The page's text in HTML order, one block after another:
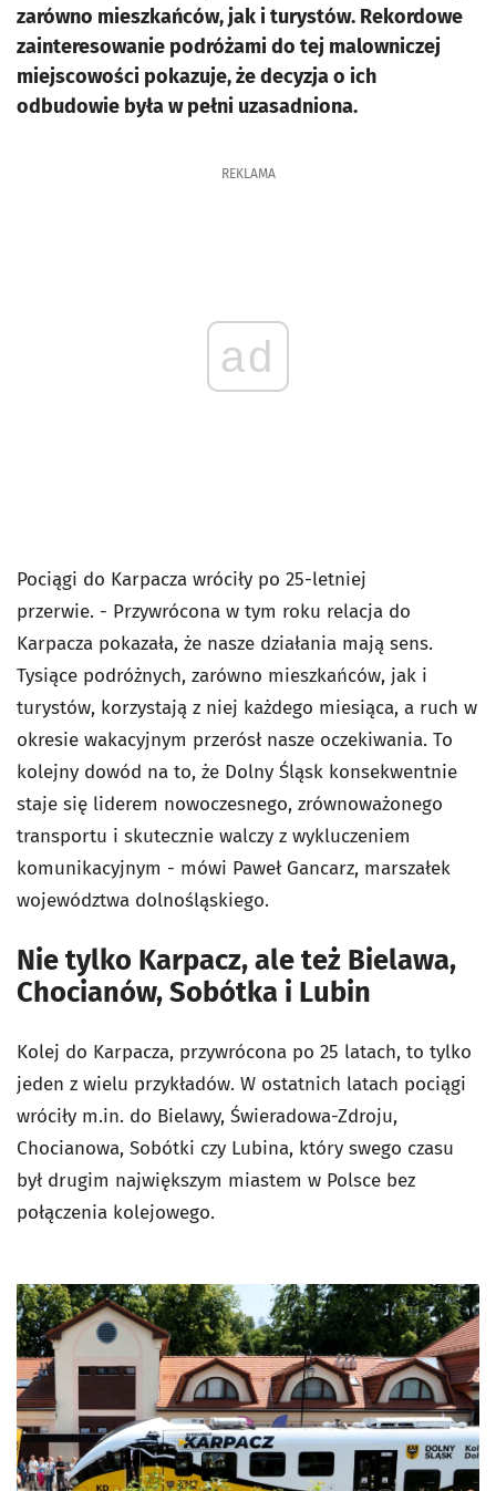
zarówno mieszkańców, jak i turystów. Rekordowe
zainteresowanie podróżami do tej malowniczej
miejscowości pokazuje, że decyzja o ich
odbudowie była w pełni uzasadniona.
REKLAMA
ad
Pociągi do Karpacza wróciły po 25-letniej
przerwie. - Przywrócona w tym roku relacja do
Karpacza pokazała, że nasze działania mają sens.
Tysiące podróżnych, zarówno mieszkańców, jak i
turystów, korzystają z niej każdego miesiąca, a ruch w
okresie wakacyjnym przerósł nasze oczekiwania. To
kolejny dowód na to, że Dolny Śląsk konsekwentnie
staje się liderem nowoczesnego, zrównoważonego
transportu i skutecznie walczy z wykluczeniem
komunikacyjnym - mówi Paweł Gancarz, marszałek
województwa dolnośląskiego.
Nie tylko Karpacz, ale też Bielawa,
Chocianów, Sobótka i Lubin
Kolej do Karpacza, przywrócona po 25 latach, to tylko
jeden z wielu przykładów. W ostatnich latach pociągi
wróciły m.in. do Bielawy, Świeradowa-Zdroju,
Chocianowa, Sobótki czy Lubina, który swego czasu
był drugim największym miastem w Polsce bez
połączenia kolejowego.